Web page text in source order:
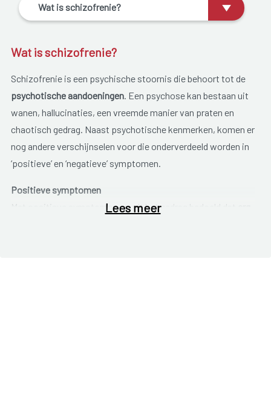
Wat is schizofrenie?
Wat is schizofrenie?
Schizofrenie is een psychische stoornis die behoort tot de
psychotische aandoeningen. Een psychose kan bestaan uit
wanen, hallucinaties, een vreemde manier van praten en
chaotisch gedrag. Naast psychotische kenmerken, komen er
nog andere verschijnselen voor die onderverdeeld worden in
‘positieve’ en ‘negatieve’ symptomen.
Positieve symptomen
Met positieve symptomen wordt het gedrag bedoeld dat
Lees meer